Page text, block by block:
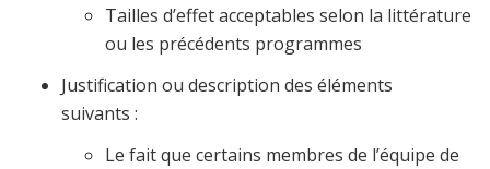
Tailles d’effet acceptables selon la littérature
ou les précédents programmes
Justification ou description des éléments
suivants :
Le fait que certains membres de l’équipe de